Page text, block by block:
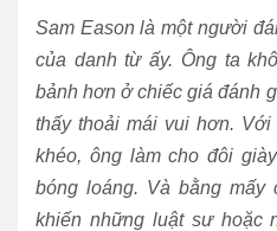
Sam Eason là một người
của danh từ ấy. Ông ta
bảnh hơn ở chiếc giá đánh
thấy thoải mái vui hơn.
khéo, ông làm cho đôi
bóng loáng. Và bằng mấy
khiến những luật sư hoặc